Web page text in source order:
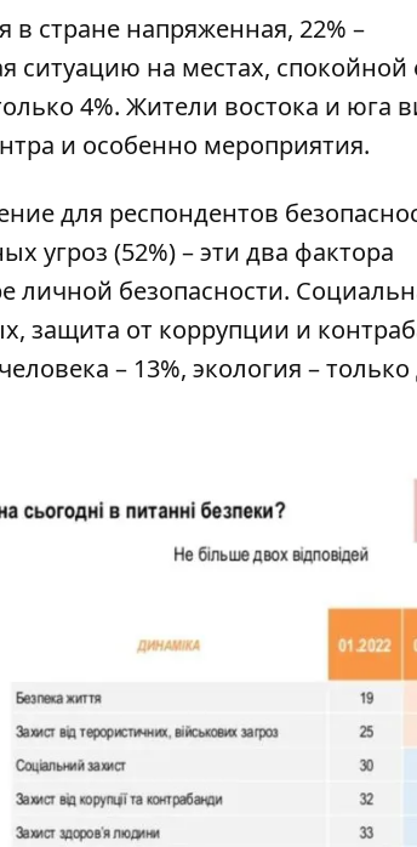
стране напряженная, 22% –
ситуацию на местах, спокойной
4%. Жители востока и юга
и особенно мероприятия.
для респондентов
угроз (52%) – эти два фактора
личной безопасности.
защита от коррупции и
– 13%, экология – только